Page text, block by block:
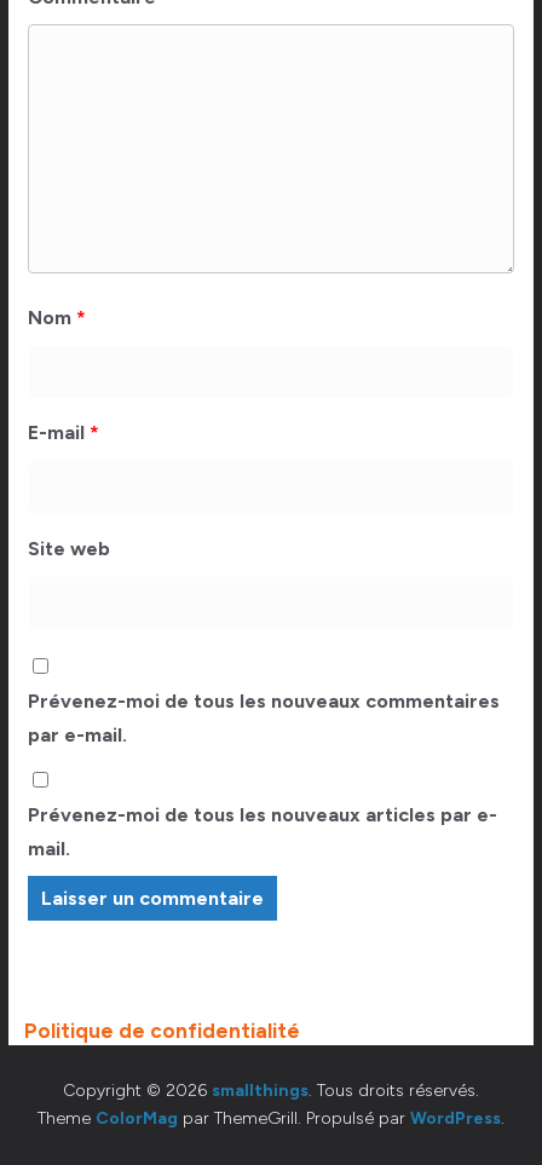
Nom *
E-mail *
Site web
Prévenez-moi de tous les nouveaux commentaires
par e-mail.
Prévenez-moi de tous les nouveaux articles par e-
mail.
Politique de confidentialité
Copyright © 2026 smallthings. Tous droits réservés.
Theme ColorMag par ThemeGrill. Propulsé par WordPress.